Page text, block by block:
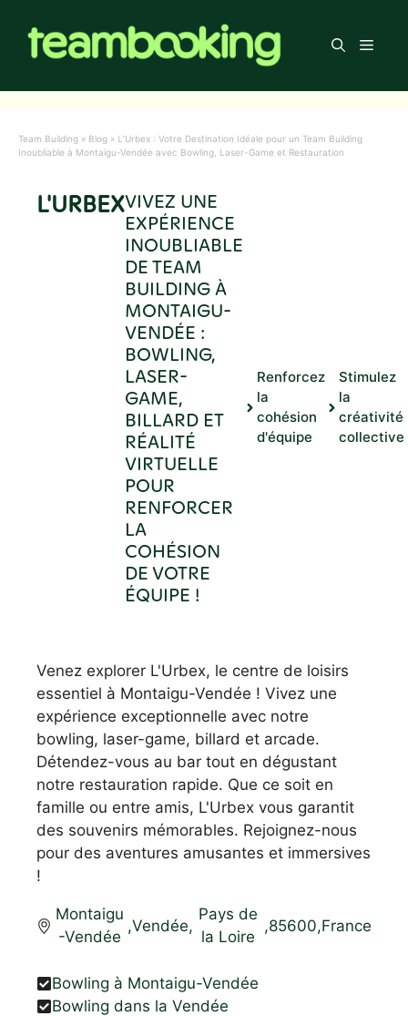
contenu
Menu
Team Building » Blog » L’Urbex : Votre Destination Idéale pour un Team Building
Inoubliable à Montaigu-Vendée avec Bowling, Laser-Game et Restauration
L'URBEXVIVEZ UNE
EXPÉRIENCE
INOUBLIABLE
DE TEAM
BUILDING À
MONTAIGU-
VENDÉE :
BOWLING,
LASER-
GAME,
BILLARD ET
RÉALITÉ
VIRTUELLE
POUR
RENFORCER
LA
COHÉSION
DE VOTRE
ÉQUIPE !
Renforcez
la
cohésion
d'équipe
Stimulez
la
créativité
collective
Venez explorer L'Urbex, le centre de loisirs
essentiel à Montaigu-Vendée ! Vivez une
expérience exceptionnelle avec notre
bowling, laser-game, billard et arcade.
Détendez-vous au bar tout en dégustant
notre restauration rapide. Que ce soit en
famille ou entre amis, L'Urbex vous garantit
des souvenirs mémorables. Rejoignez-nous
pour des aventures amusantes et immersives
!
Montaigu
-Vendée
,Vendée,
Pays de
la Loire
,85600,France
Bowling à Montaigu-Vendée
Bowling dans la Vendée